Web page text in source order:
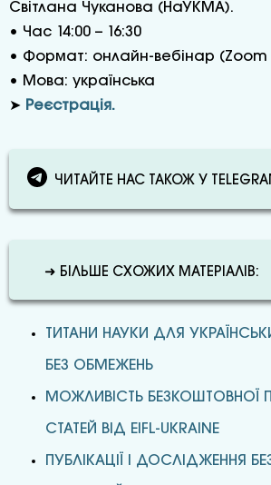
Світлана Чуканова (НаУКМА).
• Час 14:00 – 16:30
• Формат: онлайн-вебінар (Zoom
• Мова: українська
➤ Реєстрація.
ЧИТАЙТЕ НАС ТАКОЖ У
➜ БІЛЬШЕ СХОЖИХ МАТЕРІАЛІВ:
ТИТАНИ НАУКИ ДЛЯ
БЕЗ ОБМЕЖЕНЬ
МОЖЛИВІСТЬ БЕЗКОШТОВНОЇ
СТАТЕЙ ВІД EIFL-UKRAINE
ПУБЛІКАЦІЇ І ДОСЛІДЖЕННЯ